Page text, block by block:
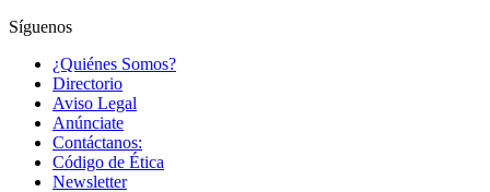
Síguenos
¿Quiénes Somos?
Directorio
Aviso Legal
Anúnciate
Contáctanos:
Código de Ética
Newsletter